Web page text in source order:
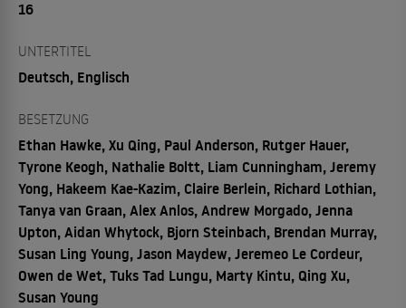
16
UNTERTITEL
Deutsch, Englisch
BESETZUNG
Ethan Hawke, Xu Qing, Paul Anderson, Rutger Hauer,
Tyrone Keogh, Nathalie Boltt, Liam Cunningham, Jeremy
Yong, Hakeem Kae-Kazim, Claire Berlein, Richard Lothian,
Tanya van Graan, Alex Anlos, Andrew Morgado, Jenna
Upton, Aidan Whytock, Bjorn Steinbach, Brendan Murray,
Susan Ling Young, Jason Maydew, Jeremeo Le Cordeur,
Owen de Wet, Tuks Tad Lungu, Marty Kintu, Qing Xu,
Susan Young